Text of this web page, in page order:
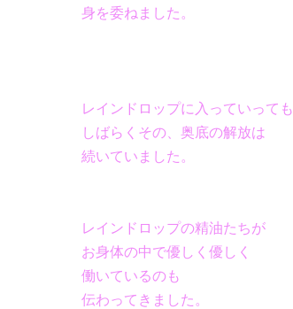
身を委ねました。
レインドロップに入っていっても
しばらくその、奥底の解放は
続いていました。
レインドロップの精油たちが
お身体の中で優しく優しく
働いているのも
伝わってきました。